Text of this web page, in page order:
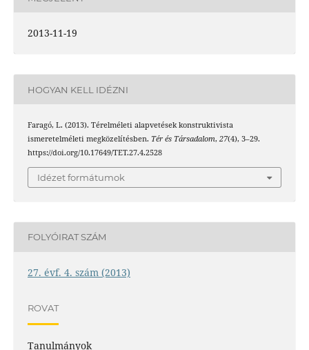
2013-11-19
HOGYAN KELL IDÉZNI
Faragó, L. (2013). Térelméleti alapvetések konstruktivista
ismeretelméleti megközelítésben. Tér és Társadalom, 27(4), 3–29.
https://doi.org/10.17649/TET.27.4.2528
Idézet formátumok
FOLYÓIRAT SZÁM
27. évf. 4. szám (2013)
ROVAT
Tanulmányok